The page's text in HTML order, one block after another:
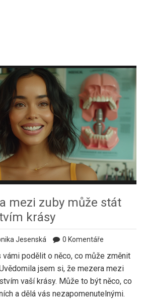
ale o pocitu sebejistoty, který se
mezi zuby může stát
krásy
Jesenská 0 Komentáře
vámi podělit o něco, co může změnit
jsem si, že mezera mezi
vaší krásy. Může to být něco, co
a dělá vás nezapomenutelnými.